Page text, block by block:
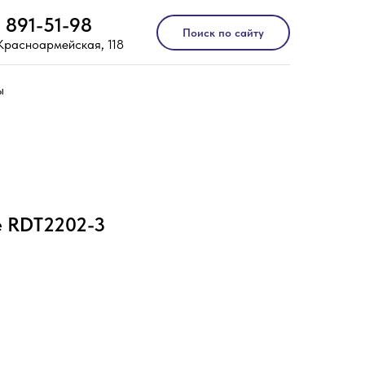
51-98
118
Поиск по сайту
3